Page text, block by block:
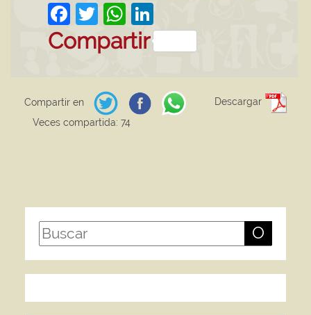
Facebook
TwitterWhatsApp
Compartir
Compartir en
Descargar
Veces compartida: 74
O